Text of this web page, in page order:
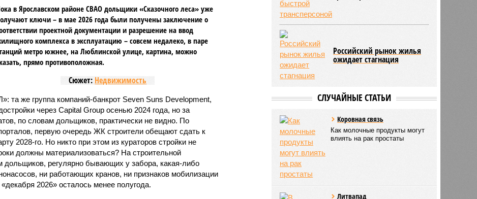
в Ярославском районе СВАО дольщики «Сказочного леса» уже
ключи – в мае 2026 года были получены заключение о
проектной документации и разрешение на ввод
комплекса в эксплуатацию – совсем недалеко, в паре
метро южнее, на Люблинской улице, картина, можно
прямо противоположная.
Сюжет: Недвижимость
та же группа компаний-банкрот Seven Suns Development,
через Capital Group осенью 2024 года, но за
по словам дольщиков, практически не видно. По
первую очередь ЖК строители обещают сдать к
2028-го. Но никто при этом из кураторов стройки не
должны материализоваться? На строительной
дольщиков, регулярно бывающих у забора, какая-либо
ни работающих кранов, ни признаков мобилизации
2026» осталось менее полугода.
Российский рынок жилья
ожидает стагнация
СЛУЧАЙНЫЕ СТАТЬИ
Коровная связь
Как молочные продукты могут
влиять на рак простаты
Литвапад